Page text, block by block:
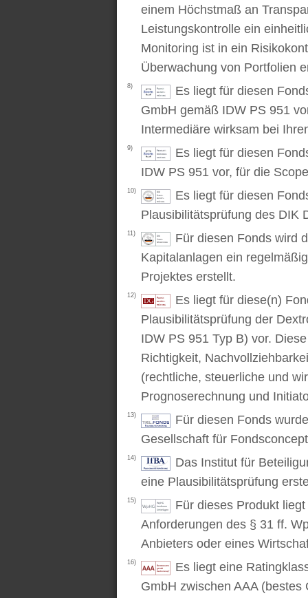
einem Höchstmaß an
Leistungskontrolle ein
Monitoring ist in ein
Überwachung von Portfolien
8)
Es liegt für diesen
GmbH gemäß IDW PS 951
Intermediäre wirksam bei
9)
Es liegt für diesen
IDW PS 951 vor, für die
10)
Es liegt für diesen
Plausibilitätsprüfung des DIK
11)
Für diesen Fonds wird
Kapitalanlagen ein
Projektes erstellt.
12)
Es liegt für diese(n)
Plausibilitätsprüfung der
IDW PS 951 Typ B) vor.
Richtigkeit,
(rechtliche, steuerliche und
Prognoserechnung und
13)
Für diesen Fonds
Gesellschaft für
14)
Das Institut für
eine Plausibilitätsprüfung
15)
Für dieses Produkt
Anforderungen des § 31 ff.
Anbieters oder eines
16)
Es liegt eine
GmbH zwischen AAA